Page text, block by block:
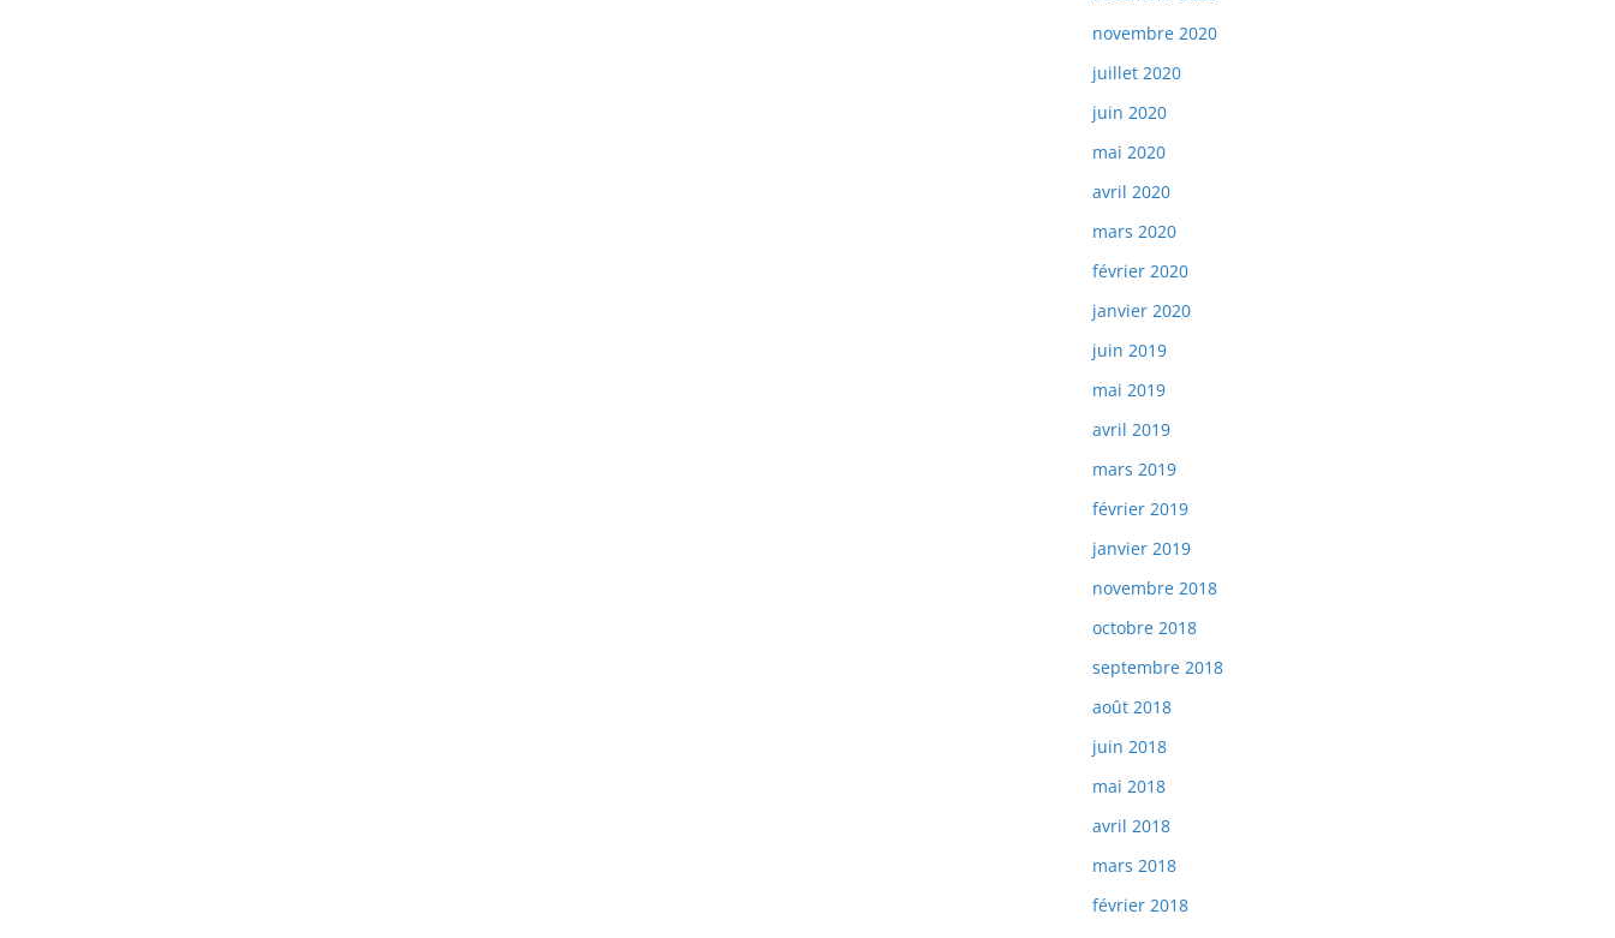
novembre 2020
juillet 2020
juin 2020
mai 2020
avril 2020
mars 2020
février 2020
janvier 2020
juin 2019
mai 2019
avril 2019
mars 2019
février 2019
janvier 2019
novembre 2018
octobre 2018
septembre 2018
août 2018
juin 2018
mai 2018
avril 2018
mars 2018
février 2018